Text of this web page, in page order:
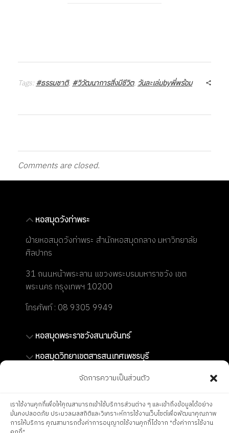
จัดการความเป็นส่วนตัว
เราใช้งานคุกกี้เพื่อให้คุณสามารถเข้าใช้บริการส่วนต่าง ๆ และเข้าถึงข้อมูลได้อย่าง
มั่นคงปลอดภัย ประมวลผลสถิติและวิเคราะห์การใช้งานเว็บไซต์เพื่อพัฒนาคุณภาพ
การให้บริการ คุณสามารถตั้งค่าการอนุญาตใช้งานคุกกี้ได้จาก "ตั้งค่าการใช้งาน
ก
ง
ร่
า
ง
ก
า
แ
ะ
Tags:#ธรรมชาติ,#วิวัฒนาการสิ่งมีชีวิต,วันละเล่มbyพี่พร้อม
Comments are closed.
หอสมุดวังท่าพระ
ฝ่ายหอสมุดวังท่าพระ สำนักหอสมุดกลาง มหาวิทยาลัย
ศิลปากร
31 ถนนหน้าพระลาน แขวงพระบรมมหาราชวัง เขต
พระนคร กรุงเทพฯ 10200
โทรศัพท์ : 08 9305 9949
หอสมุดพระราชวังสนามจันทร์
หอสมุดวิทยาเขตสารสนเทศเพชรบุรี
สำนักงานสำนักหอสมุดกลาง และหอจดหมายเหตุ